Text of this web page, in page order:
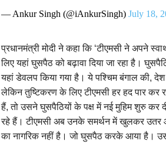
— Ankur Singh (@iAnkurSingh) July 18,
प्रधानमंत्री मोदी ने कहा कि ‘टीएमसी ने अपने
लिए यहां घुसपैठ को बढ़ावा दिया जा रहा है।
यहां डेवलप किया गया है। ये पश्चिम बंगाल की,
लेकिन तुष्टिकरण के लिए टीएमसी हर हद पार
हैं, तो उसने घुसपैठियों के पक्ष में नई मुहिम शुरु कर
रहे हैं। टीएमसी अब उनके समर्थन में खुलकर उतर
का नागरिक नहीं है। जो घुसपैठ करके आया है।